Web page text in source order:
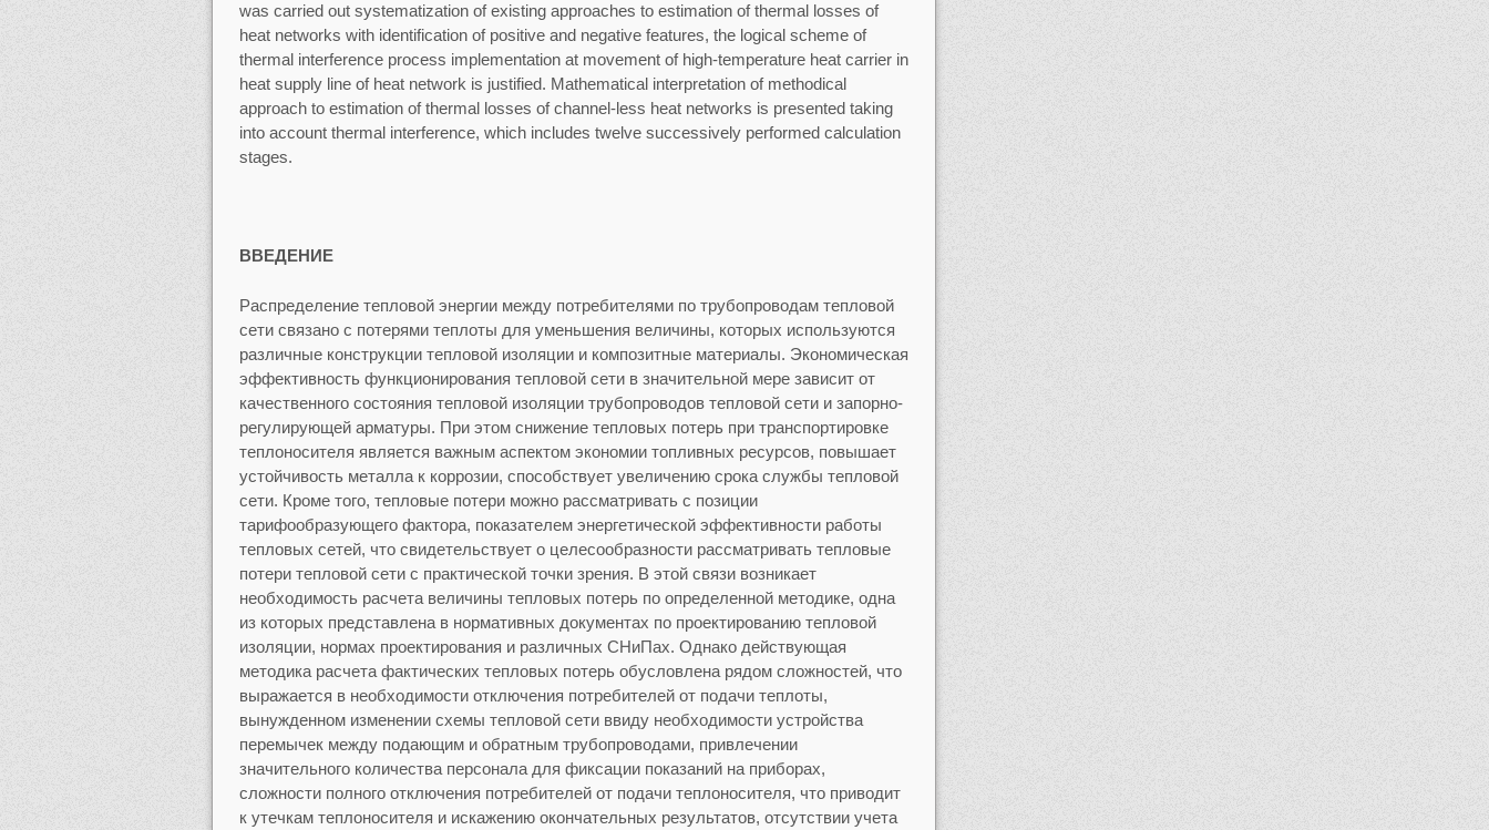
was carried out systematization of existing approaches to estimation of thermal losses of
heat networks with identification of positive and negative features, the logical scheme of
thermal interference process implementation at movement of high-temperature heat carrier in
heat supply line of heat network is justified. Mathematical interpretation of methodical
approach to estimation of thermal losses of channel-less heat networks is presented taking
into account thermal interference, which includes twelve successively performed calculation
stages.
ВВЕДЕНИЕ
Распределение тепловой энергии между потребителями по трубопроводам тепловой
сети связано с потерями теплоты для уменьшения величины, которых используются
различные конструкции тепловой изоляции и композитные материалы. Экономическая
эффективность функционирования тепловой сети в значительной мере зависит от
качественного состояния тепловой изоляции трубопроводов тепловой сети и запорно-
регулирующей арматуры. При этом снижение тепловых потерь при транспортировке
теплоносителя является важным аспектом экономии топливных ресурсов, повышает
устойчивость металла к коррозии, способствует увеличению срока службы тепловой
сети. Кроме того, тепловые потери можно рассматривать с позиции
тарифообразующего фактора, показателем энергетической эффективности работы
тепловых сетей, что свидетельствует о целесообразности рассматривать тепловые
потери тепловой сети с практической точки зрения. В этой связи возникает
необходимость расчета величины тепловых потерь по определенной методике, одна
из которых представлена в нормативных документах по проектированию тепловой
изоляции, нормах проектирования и различных СНиПах. Однако действующая
методика расчета фактических тепловых потерь обусловлена рядом сложностей, что
выражается в необходимости отключения потребителей от подачи теплоты,
вынужденном изменении схемы тепловой сети ввиду необходимости устройства
перемычек между подающим и обратным трубопроводами, привлечении
значительного количества персонала для фиксации показаний на приборах,
сложности полного отключения потребителей от подачи теплоносителя, что приводит
к утечкам теплоносителя и искажению окончательных результатов, отсутствии учета